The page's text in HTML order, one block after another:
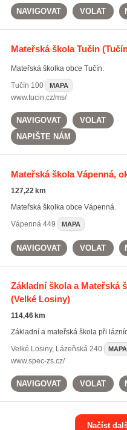
NAVIGOVAT VOLAT
Mateřská škola Tučín
Mateřská školka obce Tučín.
Tučín 100 MAPA
www.tucin.cz/ms/
NAVIGOVAT
VOLAT
NAPIŠTE NÁM
Mateřská škola Vápenná,
127,22 km
Mateřská školka obce Vápenná.
Vápenná449 MAPA
NAVIGOVAT VOLAT
Základní škola a Mateřská
(Velké Losiny)
114,46 km
Základní a mateřská škola při
Velké Losiny, Lázeňská 240 MAPA
www.spec-zs.cz/
NAVIGOVAT VOLAT
Načíst